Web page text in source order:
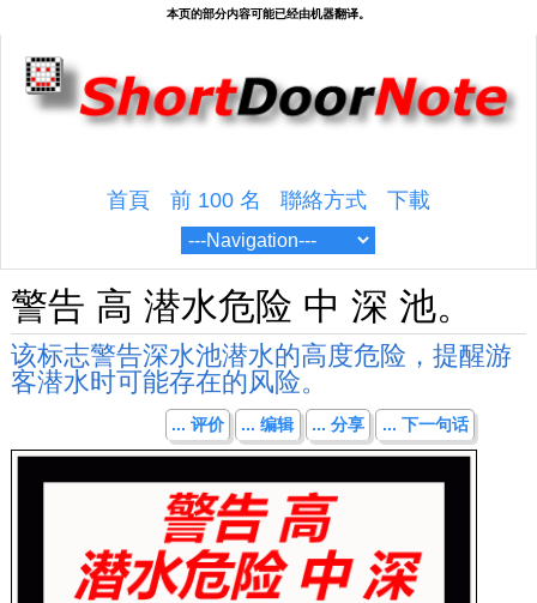
首頁 前 100 名 聯絡方式 下載
警告 高 潜水危险 中 深 池。
该标志警告深水池潜水的高度危险，提醒游
客潜水时可能存在的风险。
... 评价 ... 编辑 ... 分享 ... 下一句话